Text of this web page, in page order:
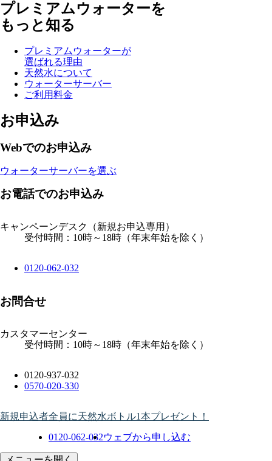
プレミアムウォーターを
もっと知る
プレミアムウォーターが
選ばれる理由
天然水について
ウォーターサーバー
ご利用料金
お申込み
Webでのお申込み
ウォーターサーバーを選ぶ
お電話でのお申込み
キャンペーンデスク
（新規お申込専用）
受付時間：10時～18時（年末年始を除く）
0120-062-032
お問合せ
カスタマーセンター
受付時間：10時～18時（年末年始を除く）
0120-937-032
0570-020-330
新規申込者全員に天然水ボトル1本プレゼント！
0120-062-032ウェブから申し込む